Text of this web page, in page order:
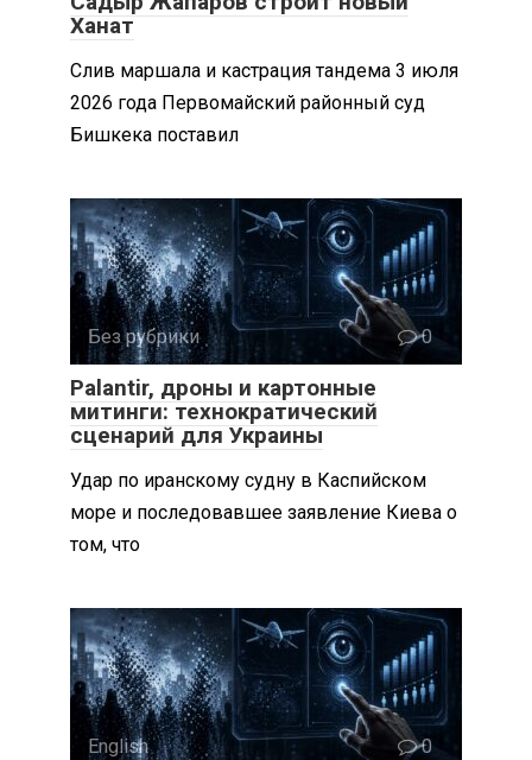
Ханат
Слив маршала и кастрация тандема 3 июля
2026 года Первомайский районный суд
Бишкека поставил
Без рубрики 0
Palantir, дроны и картонные
митинги: технократический
сценарий для Украины
Удар по иранскому судну в Каспийском
море и последовавшее заявление Киева о
том, что
English 0